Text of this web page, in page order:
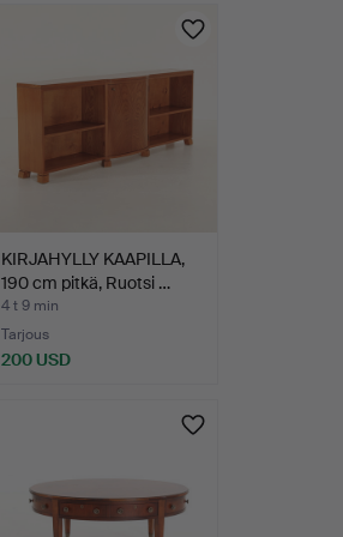
KIRJAHYLLY KAAPILLA,
190 cm pitkä, Ruotsi …
4 t 9 min
Tarjous
200 USD